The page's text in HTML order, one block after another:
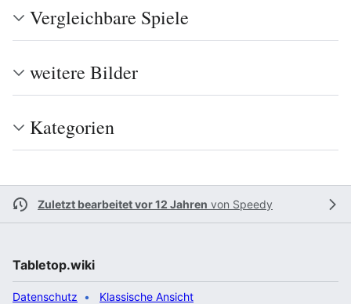
Vergleichbare Spiele
weitere Bilder
Kategorien
Zuletzt bearbeitet vor 12 Jahren von Speedy
Tabletop.wiki
Datenschutz Klassische Ansicht